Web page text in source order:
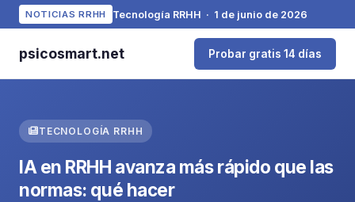
NOTICIAS RRHH Tecnología RRHH · 1 de junio de 2026
psicosmart.net Probar gratis 14 días
TECNOLOGÍA RRHH
IA en RRHH avanza más rápido que las
normas: qué hacer